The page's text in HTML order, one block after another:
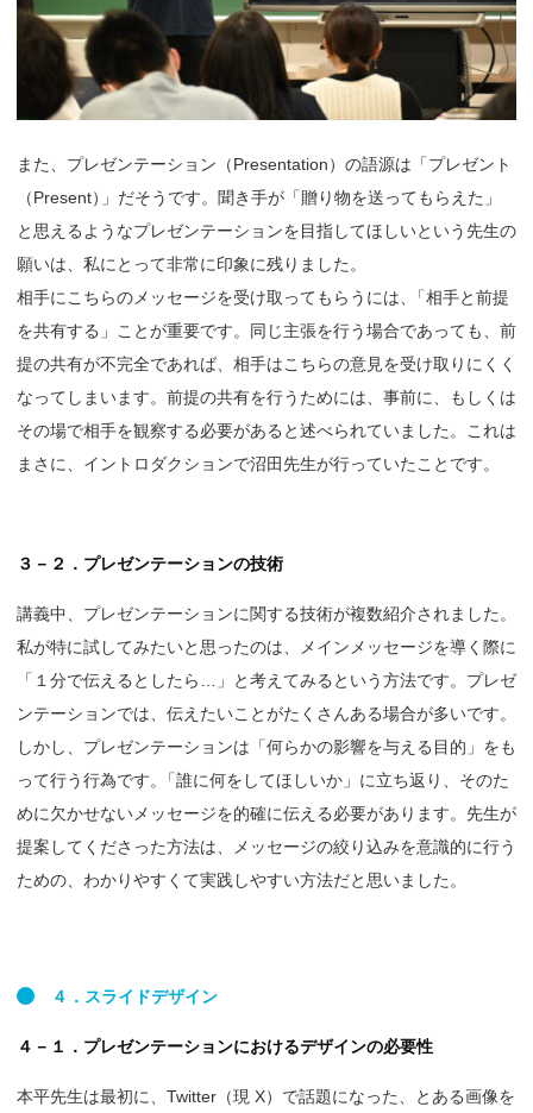
また、プレゼンテーション（Presentation）の語源は「プレゼント
（Present） 」だそうです。聞き手が「贈り物を送ってもらえた」
と思えるようなプレゼンテーションを目指してほしいという先生の
願いは、私にとって非常に印象に残りました。
相手にこちらのメッセージを受け取ってもらうには、
「相手と前提
を共有する」ことが重要です。同じ主張を行う場合であっても、前
提の共有が不完全であれば、相手はこちらの意見を受け取りにくく
なってしまいます。前提の共有を行うためには、事前に、もしくは
その場で相手を観察する必要があると述べられていました。これは
まさに、イントロダクションで沼田先生が行っていたことです。
３－２．プレゼンテーションの技術
講義中、プレゼンテーションに関する技術が複数紹介されました。
私が特に試してみたいと思ったのは、メインメッセージを導く際に
「１分で伝えるとしたら…」と考えてみるという方法です。プレゼ
ンテーションでは、伝えたいことがたくさんある場合が多いです。
しかし、プレゼンテーションは「何らかの影響を与える目的」をも
って行う行為です。
「誰に何をしてほしいか」に立ち返り、そのた
めに欠かせないメッセージを的確に伝える必要があります。先生が
提案してくださった方法は、メッセージの絞り込みを意識的に行う
ための、わかりやすくて実践しやすい方法だと思いました。
４． スライドデザイン
４－１．プレゼンテーションにおけるデザインの必要性
本平先生は最初に、Twitter（現 X）で話題になった、とある画像を